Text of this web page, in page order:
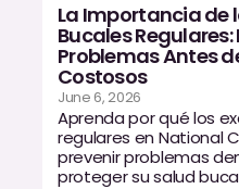
La Importancia de
Bucales
Problemas Antes
Costosos
June 6, 2026
Aprenda por qué los
regulares en National
prevenir problemas
proteger su salud